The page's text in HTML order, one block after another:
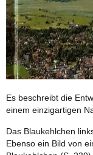
Es beschreibt die
einem einzigartigen
Das Blaukehlchen
Ebenso ein Bild von